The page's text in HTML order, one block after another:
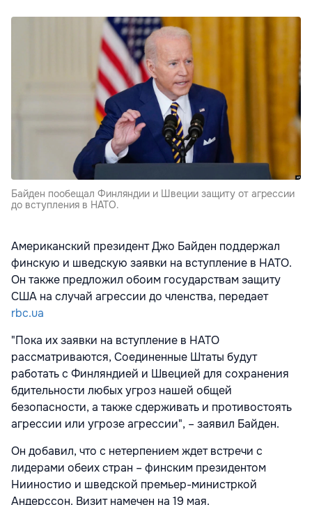
Байден пообещал Финляндии и Швеции защиту от агрессии
до вступления в НАТО.
Американский президент Джо Байден поддержал
финскую и шведскую заявки на вступление в НАТО.
Он также предложил обоим государствам защиту
США на случай агрессии до членства, передает
rbc.ua
"Пока их заявки на вступление в НАТО
рассматриваются, Соединенные Штаты будут
работать с Финляндией и Швецией для сохранения
бдительности любых угроз нашей общей
безопасности, а также сдерживать и противостоять
агрессии или угрозе агрессии", – заявил Байден.
Он добавил, что с нетерпением ждет встречи с
лидерами обеих стран – финским президентом
Нииностио и шведской премьер-министркой
Андерссон. Визит намечен на 19 мая.